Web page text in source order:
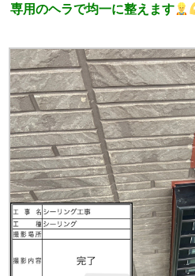
専用のヘラで均一に整えます